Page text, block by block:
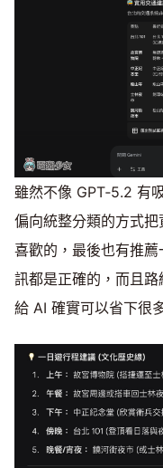
雖然不像 GPT‑5.2 有
偏向統整分類的方式
喜歡的，最後也有推
訊都是正確的，而且
給 AI 確實可以省下很